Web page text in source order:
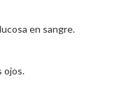
en sangre.
ojos.